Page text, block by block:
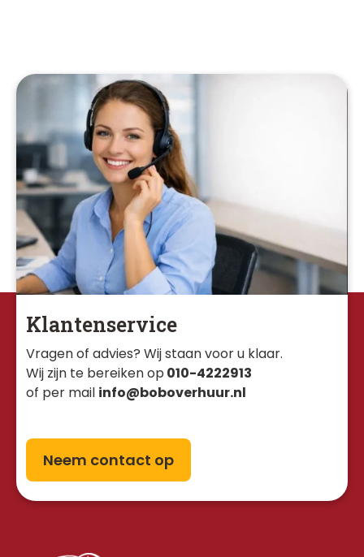
Klantenservice
Vragen of advies? Wij staan voor u klaar.
Wij zijn te bereiken op 010-4222913
of per mail info@boboverhuur.nl
Neem contact op